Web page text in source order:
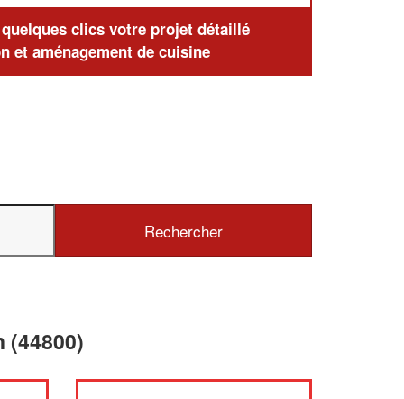
clics votre projet détaillé
et aménagement de cuisine
(44800)